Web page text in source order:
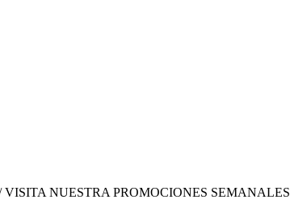
NUESTRA PROMOCIONES SEMANALES